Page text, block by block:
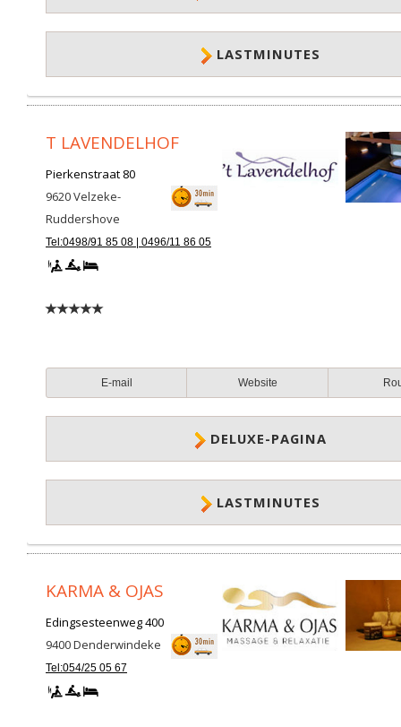
LASTMINUTES
T LAVENDELHOF
Pierkenstraat 80
9620Velzeke-
Ruddershove
Tel:0498/91 85 08 | 0496/11 86 05
E-mail Website
DELUXE-PAGINA
LASTMINUTES
KARMA & OJAS
Edingsesteenweg 400
9400Denderwindeke
Tel:054/25 05 67